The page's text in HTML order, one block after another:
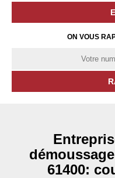
ON VOUS
61400: